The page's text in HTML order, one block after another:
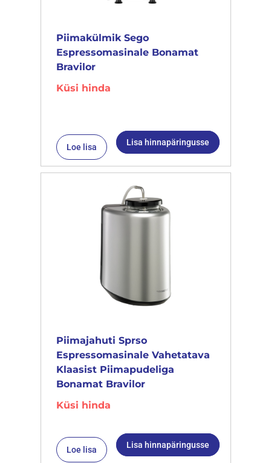
Piimakülmik Sego
Espressomasinale Bonamat
Bravilor
Küsi hinda
Loe lisa Lisa hinnapäringusse
Piimajahuti Sprso
Espressomasinale Vahetatava
Klaasist Piimapudeliga
Bonamat Bravilor
Küsi hinda
Loe lisa Lisa hinnapäringusse